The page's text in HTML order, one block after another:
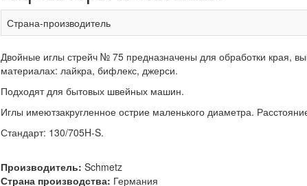
Страна-производитель
Двойные иглы стрейч № 75 предназначены для обработки края,
материалах: лайкра, бифлекс, джерси.
Подходят для бытовых швейных машин.
Иглы имеютзакругленное острие маленького диаметра.
Стандарт: 130/705H-S.
Производитель: Schmetz
Страна производства: Германия